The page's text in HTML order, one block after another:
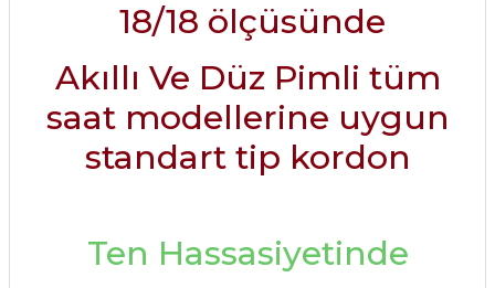
18/18 ölçüsünde
Akıllı Ve Düz Pimli tüm
saat modellerine uygun
standart tip kordon
Ten Hassasiyetinde